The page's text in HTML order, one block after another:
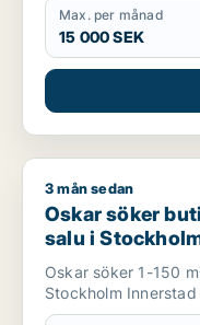
Max. per månad
15 000 SEK
Oskar söker butik
3 mån sedan
Oskar söker
salu i
Oskar söker 1-150
Stockholm